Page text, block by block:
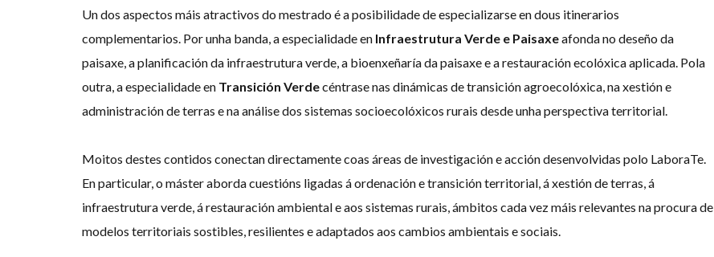
Un dos aspectos máis atractivos do mestrado é a posibilidade de especializarse en dous itinerarios
complementarios. Por unha banda, a especialidade en Infraestrutura Verde e Paisaxeafonda no deseño da
paisaxe, a planificación da infraestrutura verde, a bioenxeñaría da paisaxe e a restauración ecolóxica aplicada. Pola
outra, a especialidade en Transición Verdecéntrase nas dinámicas de transición agroecolóxica, na xestión e
administración de terras e na análise dos sistemas socioecolóxicos rurais desde unha perspectiva territorial.
Moitos destes contidos conectan directamente coas áreas de investigación e acción desenvolvidas polo LaboraTe.
En particular, o máster aborda cuestións ligadas á ordenación e transición territorial, á xestión de terras, á
infraestrutura verde, á restauración ambiental e aos sistemas rurais, ámbitos cada vez máis relevantes na procura de
modelos territoriais sostibles, resilientes e adaptados aos cambios ambientais e sociais.